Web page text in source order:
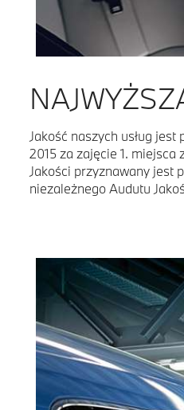
Jakość naszych usług
2015 za zajęcie 1.
Jakości przyznawany jest
niezależnego Audutu
przeprowadzanego
jedyne tego typu